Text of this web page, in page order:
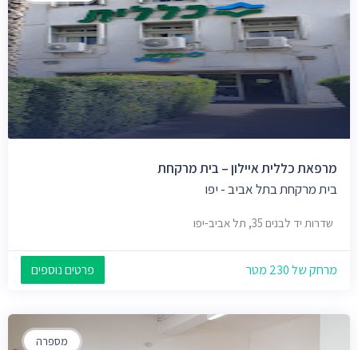
מרפאת כללית איילון – בית מרקחת
בית מרקחת בתל אביב - יפו
שדרות יד לבנים 35, תל אביב-יפו
מרחק של 230 מטר פרטים נוספים
מספרה